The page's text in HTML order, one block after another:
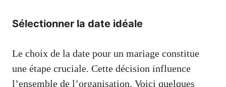
Sélectionner la date idéale
Le choix de la date pour un mariage constitue
une étape cruciale. Cette décision influence
l’ensemble de l’organisation. Voici quelques